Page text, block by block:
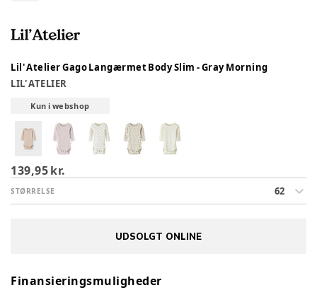
Lil' Atelier Gago Langærmet Body Slim - Gray Morning
LIL' ATELIER
Kun i webshop
139,95 kr.
STØRRELSE 62
UDSOLGT ONLINE
Finansieringsmuligheder